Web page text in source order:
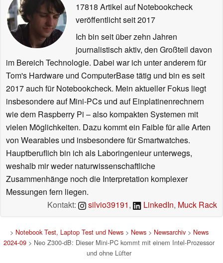
17818 Artikel auf Notebookcheck
veröffentlichtseit 2017
Ich bin seit über zehn Jahren
journalistisch aktiv, den Großteil davon
im Bereich Technologie. Dabei war ich unter anderem für
Tom's Hardware und ComputerBase tätig und bin es seit
2017 auch für Notebookcheck. Mein aktueller Fokus liegt
insbesondere auf Mini-PCs und auf Einplatinenrechnern
wie dem Raspberry Pi – also kompakten Systemen mit
vielen Möglichkeiten. Dazu kommt ein Faible für alle Arten
von Wearables und insbesondere für Smartwatches.
Hauptberuflich bin ich als Laboringenieur unterwegs,
weshalb mir weder naturwissenschaftliche
Zusammenhänge noch die Interpretation komplexer
Messungen fern liegen.
Kontakt:
silvio39191, LinkedIn, Muck Rack
> Notebook Test, Laptop Test und News> News> Newsarchiv> News
2024-09 > Neo Z300-dB: Dieser Mini-PC kommt mit einem Intel-Prozessor
und ohne Lüfter